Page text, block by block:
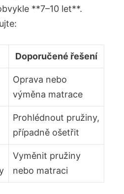
**7–10 let**.
Doporučené ‍řešení
Oprava nebo
výměna ⁢matrace
Prohlédnout pružiny,
případně ošetřit
Vyměnit pružiny
nebo matraci